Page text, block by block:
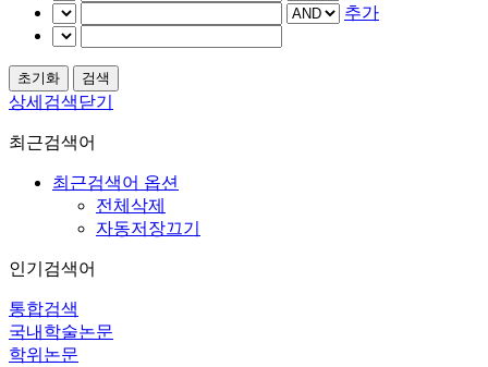
추가
상세검색닫기
최근검색어
최근검색어 옵션
전체삭제
자동저장끄기
인기검색어
통합검색
국내학술논문
학위논문